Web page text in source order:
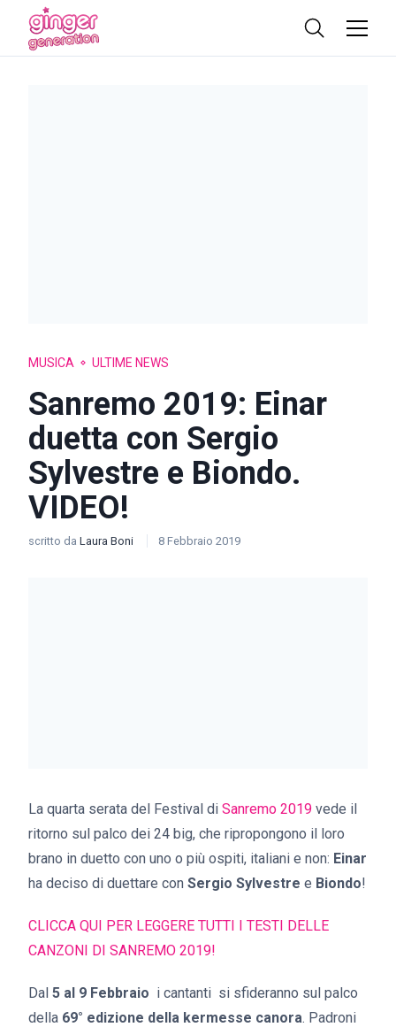
MUSICA ULTIME NEWS
Sanremo 2019: Einar
duetta con Sergio
Sylvestre e Biondo.
VIDEO!
scritto da Laura Boni 8 Febbraio 2019
La quarta serata del Festival di Sanremo 2019 vede il
ritorno sul palco dei 24 big, che ripropongono il loro
brano in duetto con uno o più ospiti, italiani e non: Einar
ha deciso di duettare con Sergio Sylvestre e Biondo!
CLICCA QUI PER LEGGERE TUTTI I TESTI DELLE
CANZONI DI SANREMO 2019!
Dal 5 al 9 Febbraio i cantanti si sfideranno sul palco
della 69° edizione della kermesse canora. Padroni